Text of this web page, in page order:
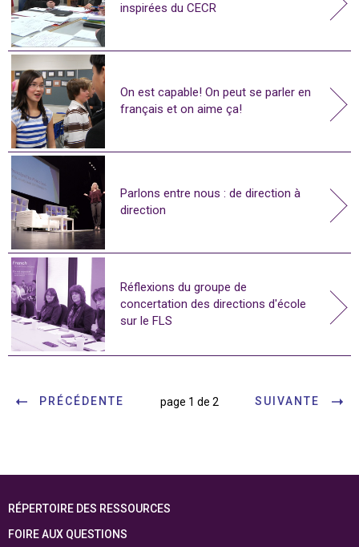
inspirées du CECR
On est capable! On peut se parler en
français et on aime ça!
Parlons entre nous : de direction à
direction
Réflexions du groupe de
concertation des directions d'école
sur le FLS
PRÉCÉDENTE page 1 de 2 SUIVANTE
RÉPERTOIRE DES RESSOURCES
FOIRE AUX QUESTIONS